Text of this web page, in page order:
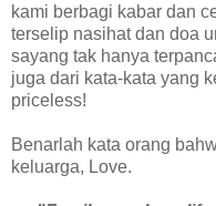
kami berbagi kabar dan
terselip nasihat dan doa
sayang tak hanya
juga dari kata-kata yang
priceless!
Benarlah kata orang
keluarga, Love.